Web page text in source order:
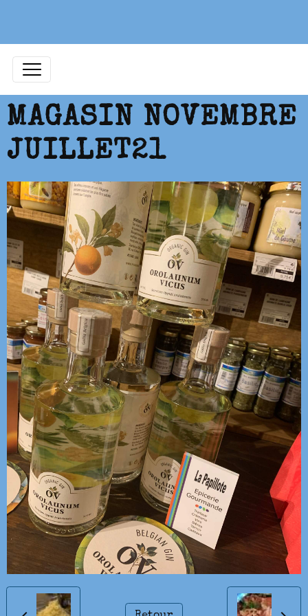
MAGASIN NOVEMBRE
JUILLET21